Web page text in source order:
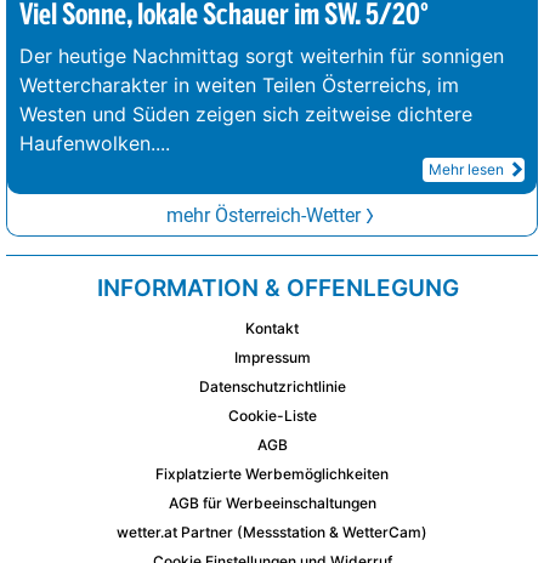
Viel Sonne, lokale Schauer im SW. 5/20°
Der heutige Nachmittag sorgt weiterhin für sonnigen
Wettercharakter in weiten Teilen Österreichs, im
Westen und Süden zeigen sich zeitweise dichtere
Haufenwolken....
Mehr lesen
mehr Österreich-Wetter
INFORMATION & OFFENLEGUNG
Kontakt
Impressum
Datenschutzrichtlinie
Cookie-Liste
AGB
Fixplatzierte Werbemöglichkeiten
AGB für Werbeeinschaltungen
wetter.at Partner (Messstation & WetterCam)